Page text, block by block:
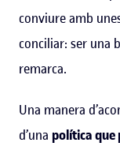
conviure amb
conciliar: ser una
remarca.
Una manera
d’una política que